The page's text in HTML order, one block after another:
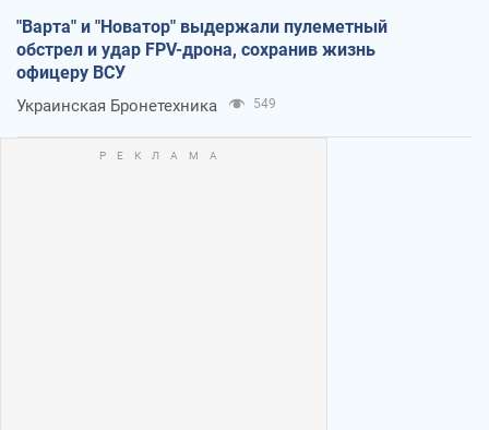
"Варта" и "Новатор" выдержали пулеметный
обстрел и удар FPV-дрона, сохранив жизнь
офицеру ВСУ
Украинская Бронетехника 549